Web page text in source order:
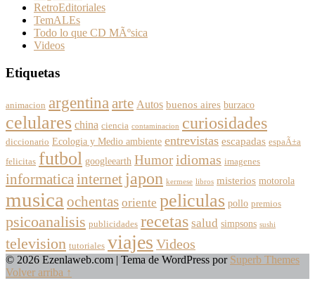
RetroEditoriales
TemALEs
Todo lo que CD MÃºsica
Videos
Etiquetas
animacion argentina arte Autos buenos aires burzaco
celulares china ciencia contaminacion curiosidades
diccionario Ecologia y Medio ambiente entrevistas escapadas espaÃ±a
felicitas futbol googleearth Humor idiomas imagenes
informatica internet japon kermese libros misterios motorola
musica ochentas oriente peliculas pollo premios
psicoanalisis publicidades recetas salud simpsons sushi
television tutoriales viajes Videos
© 2026 Ezenlaweb.com | Tema de WordPress por Superb Themes
Volver arriba ↑